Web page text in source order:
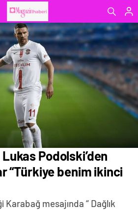
Podolski’den
“Türkiye benim ikinci
mesajında “ Dağlık